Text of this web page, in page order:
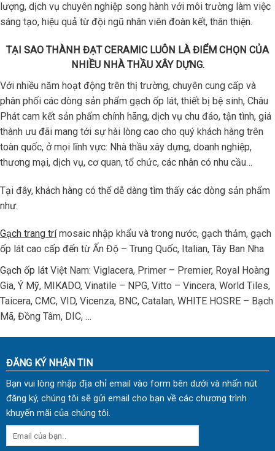
lượng, dịch vụ chuyên nghiệp song hành với môi trường làm việc
sáng tạo, hiệu quả từ đội ngũ nhân viên đoàn kết, thân thiện.
TẠI SAO THÀNH ĐẠT CERAMIC LUÔN LÀ ĐIỂM CHỌN CỦA
NHIỀU NHÀ THẦU XÂY DỰNG.
Với nhiều năm hoạt động trên thị trường, chuyên cung cấp và
phân phối các dòng sản phẩm gạch ốp lát, thiết bị bệ sinh, Châu
Phát cam kết sản phẩm chính hãng, dịch vụ chu đáo, tận tình, giá
thành ưu đãi mang tới sự hài lòng cao cho quý khách hàng trên
toàn quốc, ở mọi lĩnh vực: Nhà thầu xây dựng, doanh nghiệp,
thương mại, dịch vụ, cơ quan, tổ chức, các nhân có nhu cầu…
Tại đây, khách hàng có thể dễ dàng tìm thấy các dòng sản phẩm
như:
Gạch trang trímosaic nhập khẩu và trong nước, gạch thảm, gạch
ốp lát cao cấp đến từ Ấn Độ – Trung Quốc, Italian, Tây Ban Nha
Gạch ốp lát Việt Nam: Viglacera, Primer – Premier, Royal Hoàng
Gia, Ý Mỹ, MIKADO, Vinatile – NPG, Vitto – Vincera, World Tiles,
Taicera, CMC, VID, Vicenza, BNC, Catalan, WHITE HOSRE – Bạch
Mã, Đồng Tâm, DIC, …
ĐĂNG KÝ NHẬN TIN
Bạn vui lòng nhập địa chỉ email vào form bên dưới và nhấn nút
đăng ký, chúng tôi sẽ gửi email cho bạn về các chương trình
khuyến mãi của chúng tôi.